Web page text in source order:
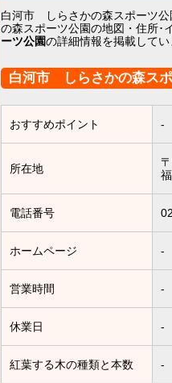
白河市 しらさかの森スポーツ公
の森スポーツ公園の地図・住所･
ーツ公園の詳細情報を掲載してい
白河市 しらさかの森ス
おすすめポイント -
所在地
電話番号
ホームページ -
営業時間 -
休業日 -
紅葉する木の種類と本数 -